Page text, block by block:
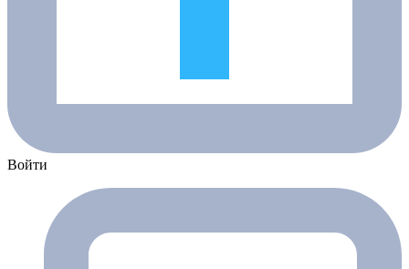
Войти